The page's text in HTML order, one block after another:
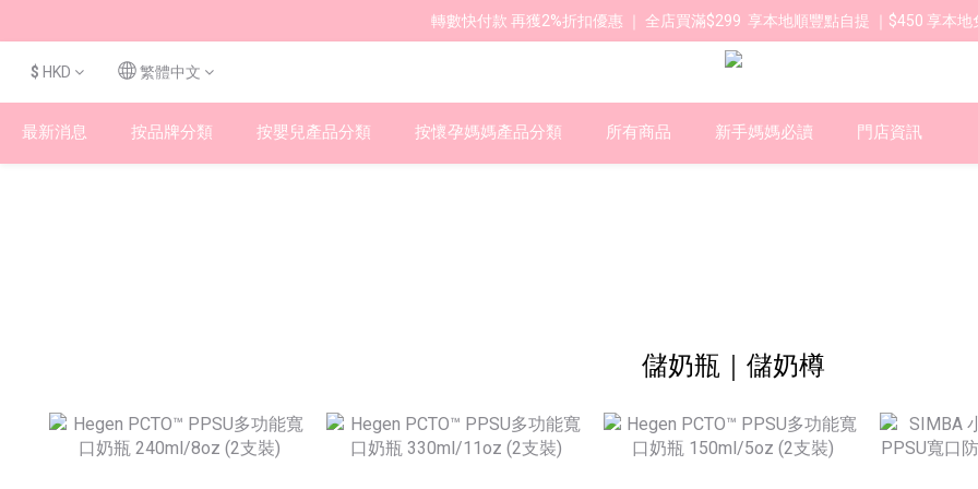
轉數快付款 再獲2%折扣優惠 ｜ 全店買滿$299  享本地順豐點自提 ｜$450 享本
$ HKD 繁體中文
最新消息 按品牌分類 按嬰兒產品分類 按懷孕媽媽產品分類 所有商品 新手媽媽必讀 門店資訊
儲奶瓶｜儲奶樽